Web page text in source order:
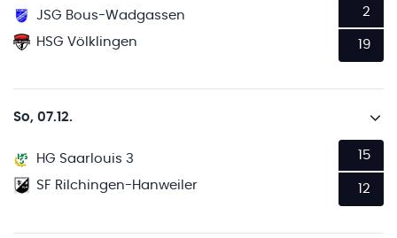
JSG Bous-Wadgassen
HSG Völklingen
2
19
So, 07.12.
HG Saarlouis 3
SF Rilchingen-Hanweiler
15
12